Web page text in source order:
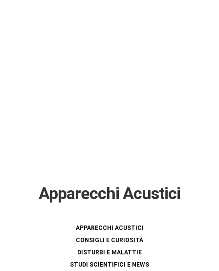
Apparecchi Acustici
APPARECCHI ACUSTICI
CONSIGLI E CURIOSITÀ
DISTURBI E MALATTIE
STUDI SCIENTIFICI E NEWS